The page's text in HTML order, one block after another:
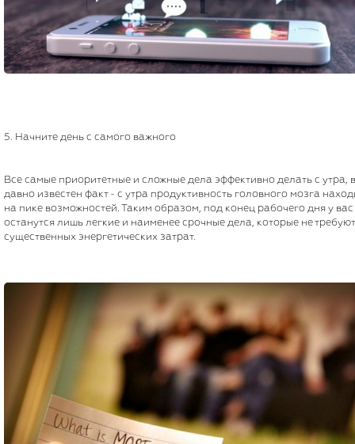
5. Начните день с самого важного
Все самые приоритетные и сложные дела эффективно делать с утра,
давно известен факт - с утра продуктивность головного мозга
на пике возможностей. Таким образом, под конец рабочего дня у вас
останутся лишь легкие и наименее срочные дела, которые не требуют
существенных энергетических затрат.